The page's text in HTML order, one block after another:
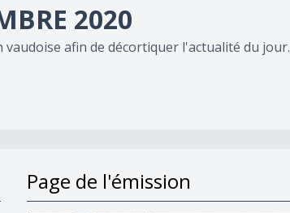
2020
afin de décortiquer l'actualité du jour.
Page de l'émission